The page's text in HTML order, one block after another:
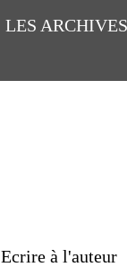
LES ARCHIVES
Ecrire à l'auteur